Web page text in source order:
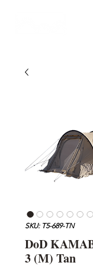
SKU: T5-689-TN
DoD
3 (M) Tan